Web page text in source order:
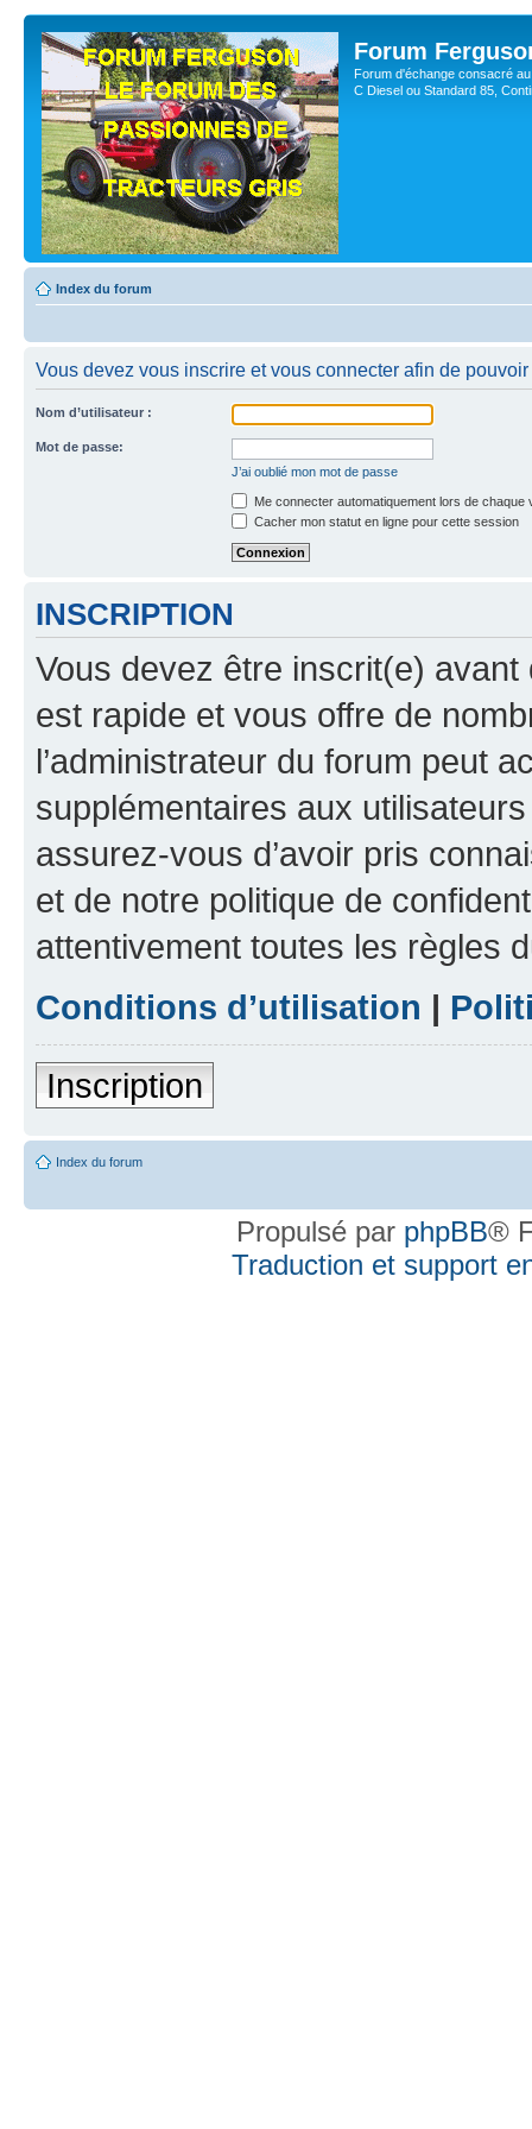
Forum
Forum d'échange consacré
C Diesel ou Standard 85,
Index du forum
Vous devez vous inscrire et vous connecter afin de
Nom d’utilisateur :
Mot de passe:
J’ai oublié mon mot de passe
Me connecter automatiquement lors de chaque
Cacher mon statut en ligne pour cette session
INSCRIPTION
Vous devez être inscrit(e) avant
est rapide et vous offre de
l’administrateur du forum peut
supplémentaires aux
assurez-vous d’avoir pris
et de notre politique de
attentivement toutes les règles
Conditions d’utilisation |
Inscription
Index du forum
Propulsé par phpBB®
Traduction et support